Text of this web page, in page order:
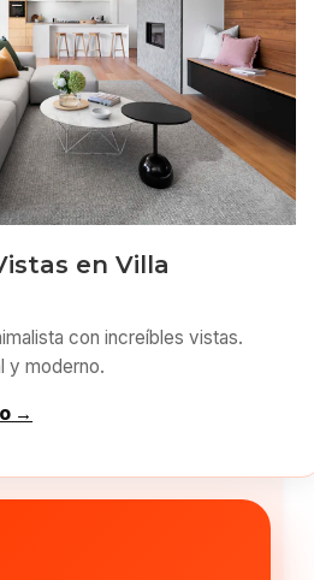
en Villa
con increíbles vistas.
y moderno.
→